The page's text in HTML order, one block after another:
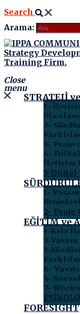
Search
Arama:
Close
menu
STRATEJİ
1-
2-
3- Proje
4-
İletişim
5-Dijital
1-
Projeleri
2- Proje
EĞİTİM ve
1-Kriz
2-
3-
4-
5-
7-
FORESIGHT